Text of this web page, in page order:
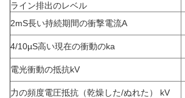
ライン排出のレベル
2mS長い持続期間の衝撃電流A
4/10µS高い現在の衝動のka
電光衝動の抵抗kV
力の頻度電圧抵抗（乾燥した/ぬれた） kV